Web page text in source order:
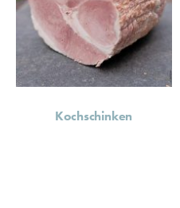
Kochschinken